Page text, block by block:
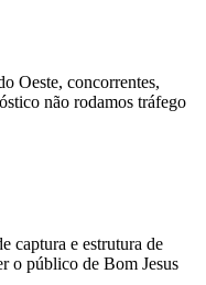
Oeste, concorrentes,
não rodamos tráfego
captura e estrutura de
o público de Bom Jesus